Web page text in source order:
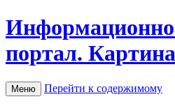
портал.
Меню Перейти к содержимому